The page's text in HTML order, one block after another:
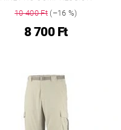
10 400 Ft(–16 %)
8 700 Ft